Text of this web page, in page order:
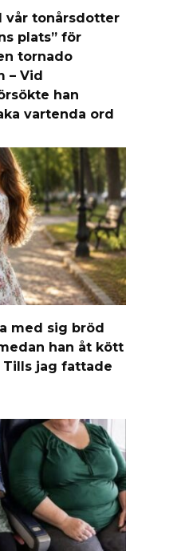
vår tonårsdotter
plats” för
tornado
– Vid
han
vartenda ord
med sig bröd
han åt kött
Tills jag fattade